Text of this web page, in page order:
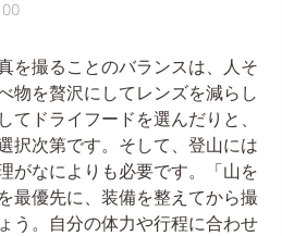
を撮ることのバランスは、人そ
物を贅沢にしてレンズを減らし
てドライフードを選んだりと、
択次第です。そして、登山には
がなによりも必要です。「山を
最優先に、装備を整えてから撮
う。自分の体力や行程に合わせ